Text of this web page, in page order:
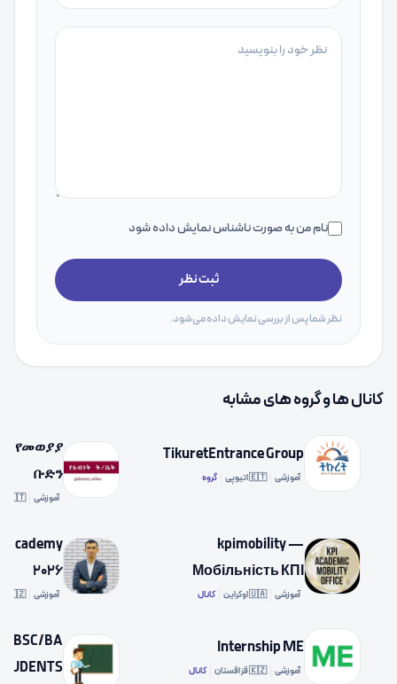
نام من به صورت ناشناس نمایش داده شود
ثبت نظر
نظر شما پس از بررسی نمایش داده می‌شود.
کانال ها و گروه های مشابه
TikuretEntrance Group
آموزشی 🇪🇹 اتیوپی گروه
kpimobility —
Мобільність КПІ
آموزشی 🇺🇦 اوکراین کانال
Internship ME
آموزشی 🇰🇿 قزاقستان کانال
የመወያያ
ቡድን
آموزشی 🇪🇹 اتیوپی
Academy
2026
آموزشی 🇰🇿 قزاقستان
BSC/BA